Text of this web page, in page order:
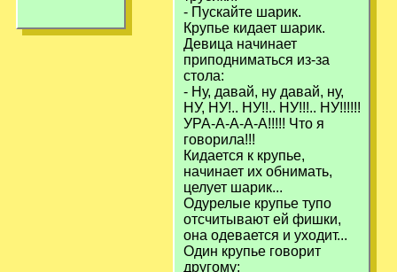
- Пускайте шарик.
Крупье кидает шарик.
Девица начинает
приподниматься из-за
стола:
- Ну, давай, ну давай, ну,
НУ, НУ!.. НУ!!.. НУ!!!.. НУ!!!!!!
УРА-А-А-А-А!!!!! Что я
говорила!!!
Кидается к крупье,
начинает их обнимать,
целует шарик...
Одурелые крупье тупо
отсчитывают ей фишки,
она одевается и уходит...
Один крупье говорит
другому: